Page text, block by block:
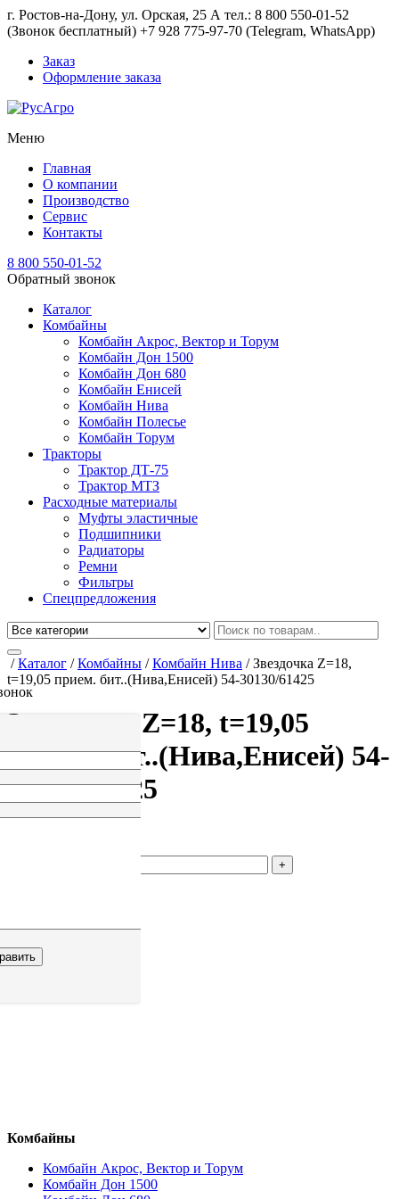
г. Ростов-на-Дону, ул. Орская, 25 А тел.: 8 800 550-01-52
(Звонок бесплатный) +7 928 775-97-70 (Telegram, WhatsApp)
Заказ
Оформление заказа
Меню
Главная
О компании
Производство
Сервис
Контакты
8 800 550-01-52
Обратный звонок
Каталог
Комбайны
Комбайн Акрос, Вектор и Торум
Комбайн Дон 1500
Комбайн Дон 680
Комбайн Енисей
Комбайн Нива
Комбайн Полесье
Комбайн Торум
Тракторы
Трактор ДТ-75
Трактор МТЗ
Расходные материалы
Муфты эластичные
Подшипники
Радиаторы
Ремни
Фильтры
Спецпредложения
/Каталог /Комбайны /Комбайн Нива /Звездочка Z=18,
t=19,05 прием. бит..(Нива,Енисей) 54-30130/61425
Звездочка Z=18, t=19,05
прием. бит..(Нива,Енисей) 54-
30130/61425
Комбайны
Комбайн Акрос, Вектор и Торум
Комбайн Дон 1500